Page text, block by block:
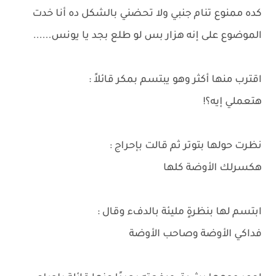
كده ممنوع تنام جنبي ولا تحضني بالشكل ده أنا خدت
الموضوع على إنه هزار بس لو طلع بجد يا يونس......
اقترب منها أكثر وهو يبتسم بمكر قائلاً :
هتعملي إيه؟!
نظرت حولها بتوتر ثم قالت بإحراج :
هكسرلك الأوضة كلها
ابتسم لها بنظرةٍ مليئة بالدفء وقال :
فداكي الأوضة وصاحب الأوضة